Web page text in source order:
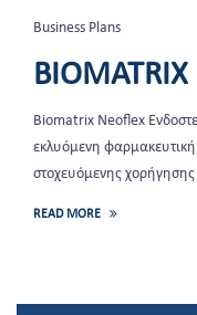
Business Plans
BIOMATRIX
Biomatrix Neoflex
εκλυόμενη φαρμακευτική
στοχευόμενης
READ MORE